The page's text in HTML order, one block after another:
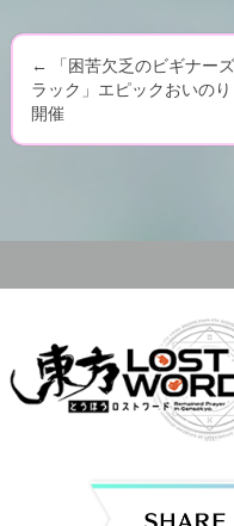
P
o
t
n
v
←
「困苦欠乏のビギナーズ
ラック」エピックおいのり
開催